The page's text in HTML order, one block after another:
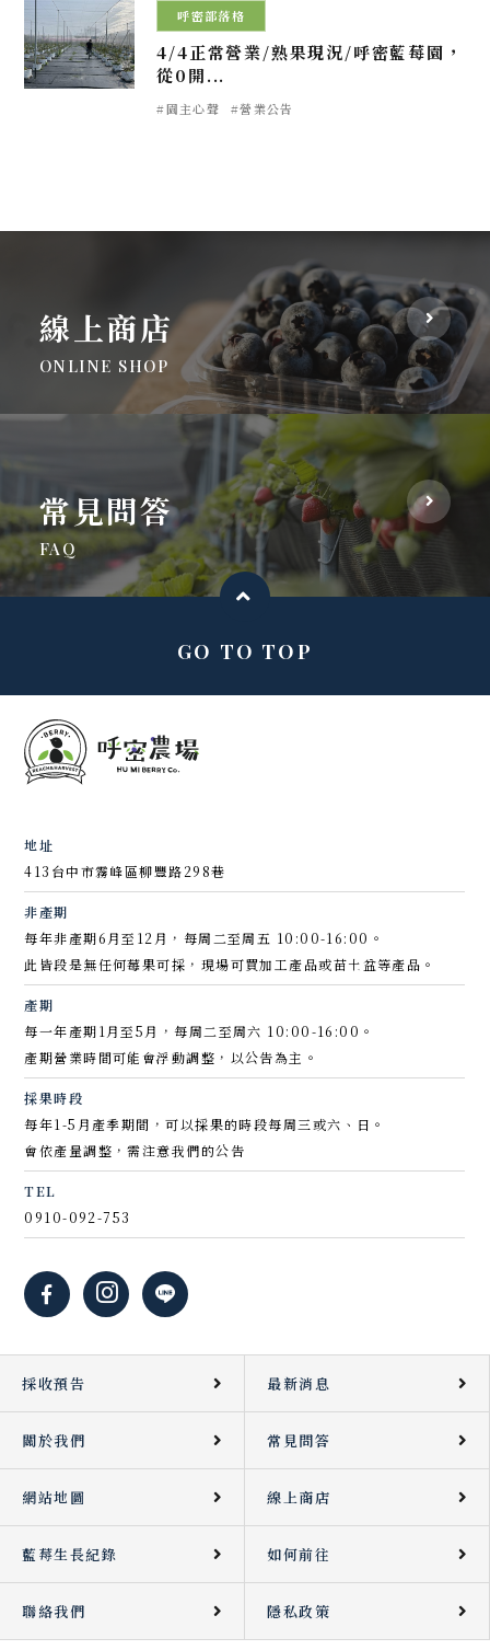
呼密部落格
4/4正常營業/熟果現況/呼密藍莓園，
從0開...
#園主心聲 #營業公告
線上商店
ONLINE SHOP
常見問答
FAQ
GO TO TOP
地址
413台中市霧峰區柳豐路298巷
非產期
每年非產期6月至12月，每周二至周五 10:00-16:00。
此皆段是無任何莓果可採，現場可買加工產品或苗土盆等產品。
產期
每一年產期1月至5月，每周二至周六 10:00-16:00。
產期營業時間可能會浮動調整，以公告為主。
採果時段
每年1-5月產季期間，可以採果的時段每周三或六、日。
會依產量調整，需注意我們的公告
TEL
0910-092-753
採收預告 最新消息
關於我們 常見問答
網站地圖 線上商店
藍莓生長紀錄 如何前往
聯絡我們 隱私政策